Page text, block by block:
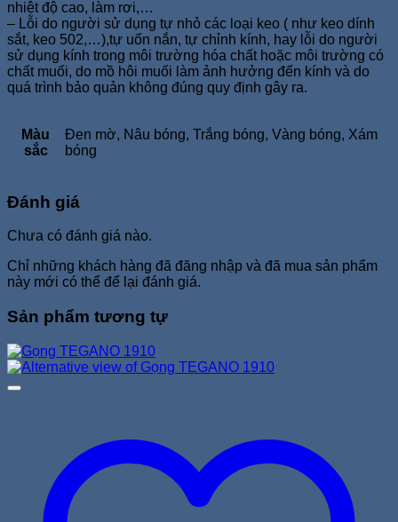
nhiệt độ cao, làm rơi,…
– Lỗi do người sử dụng tự nhỏ các loại keo ( như keo dính
sắt, keo 502,…),tự uốn nắn, tự chỉnh kính, hay lỗi do người
sử dụng kính trong môi trường hóa chất hoặc môi trường có
chất muối, do mồ hôi muối làm ảnh hưởng đến kính và do
quá trình bảo quản không đúng quy định gây ra.
Màu
sắc
Đen mờ, Nâu bóng, Trắng bóng, Vàng bóng, Xám
bóng
Đánh giá
Chưa có đánh giá nào.
Chỉ những khách hàng đã đăng nhập và đã mua sản phẩm
này mới có thể để lại đánh giá.
Sản phẩm tương tự